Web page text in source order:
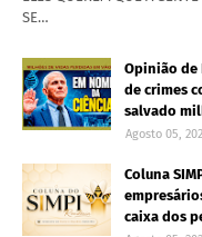
SE…
Opinião de
de crimes
salvado
Agosto 05,
Coluna
caixa dos